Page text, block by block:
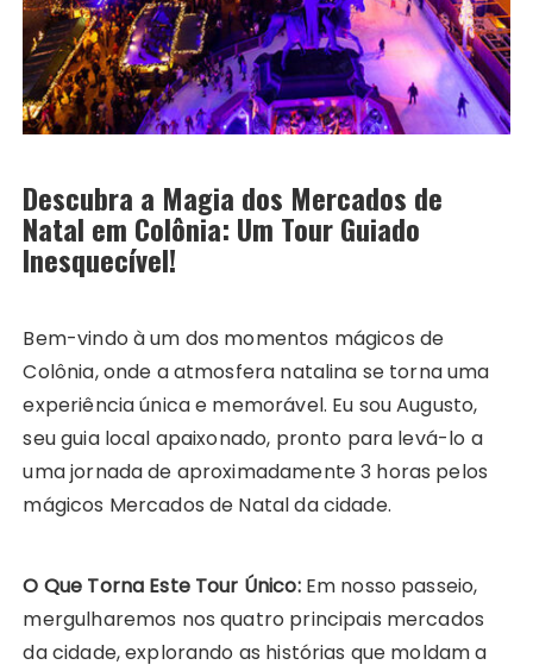
Descubra a Magia dos Mercados de
Natal em Colônia: Um Tour Guiado
Inesquecível!
Bem-vindo à um dos momentos mágicos de
Colônia, onde a atmosfera natalina se torna uma
experiência única e memorável. Eu sou Augusto,
seu guia local apaixonado, pronto para levá-lo a
uma jornada de aproximadamente 3 horas pelos
mágicos Mercados de Natal da cidade.
O Que Torna Este Tour Único:Em nosso passeio,
mergulharemos nos quatro principais mercados
da cidade, explorando as histórias que moldam a